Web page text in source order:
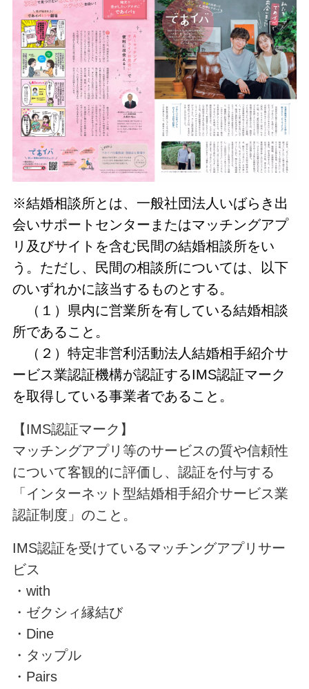
※結婚相談所とは、一般社団法人いばらき出
会いサポートセンターまたはマッチングアプ
リ及びサイトを含む民間の結婚相談所をい
う。ただし、民間の相談所については、以下
のいずれかに該当するものとする。
（１）県内に営業所を有している結婚相談
所であること。
（２）特定非営利活動法人結婚相手紹介サ
ービス業認証機構が認証するIMS認証マーク
を取得している事業者であること。
【IMS認証マーク】
マッチングアプリ等のサービスの質や信頼性
について客観的に評価し、認証を付与する
「インターネット型結婚相手紹介サービス業
認証制度」のこと。
IMS認証を受けているマッチングアプリサー
ビス
・with
・ゼクシィ縁結び
・Dine
・タップル
・Pairs